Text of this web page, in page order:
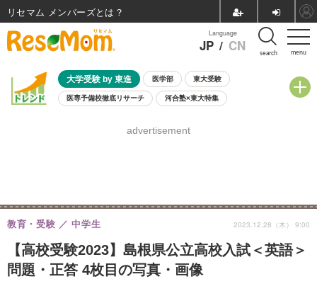
menu
Language
JP / CN search
大学受験 by 東進 医学部 東大受験
医専予備校徹底リサーチ 河合塾×東大特集
8月開催学校説明会・相談会
advertisement
【高校受験2023】島根県公立高校入試＜英語＞
問題・正答 4枚目の写真・画像
教育・受験 中学生 2023.12.28（木） 9:00
リセマム メンバーズ